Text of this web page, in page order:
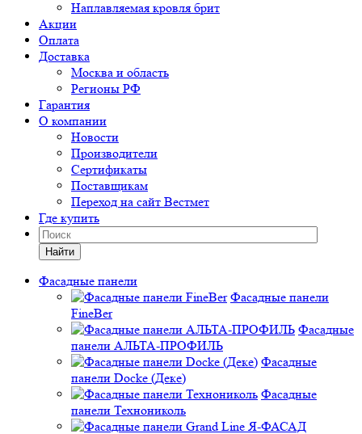
Наплавляемая кровля брит
Акции
Оплата
Доставка
Москва и область
Регионы РФ
Гарантия
О компании
Новости
Производители
Сертификаты
Поставщикам
Переход на сайт Вестмет
Где купить
Найти
Фасадные панели
Фасадные панели
FineBer
Фасадные
панели АЛЬТА-ПРОФИЛЬ
Фасадные
панели Docke (Деке)
Фасадные
панели Технониколь